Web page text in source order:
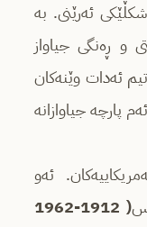
ئەرێنی. بە
و ڕەنگی جیاواز
ئەدات وێنەکان
پارچە جیاوازانە
ئەو
( 1912-1962